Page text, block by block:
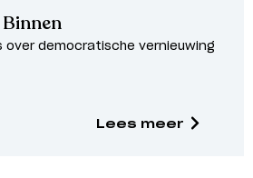
over democratische vernieuwing
Lees meer